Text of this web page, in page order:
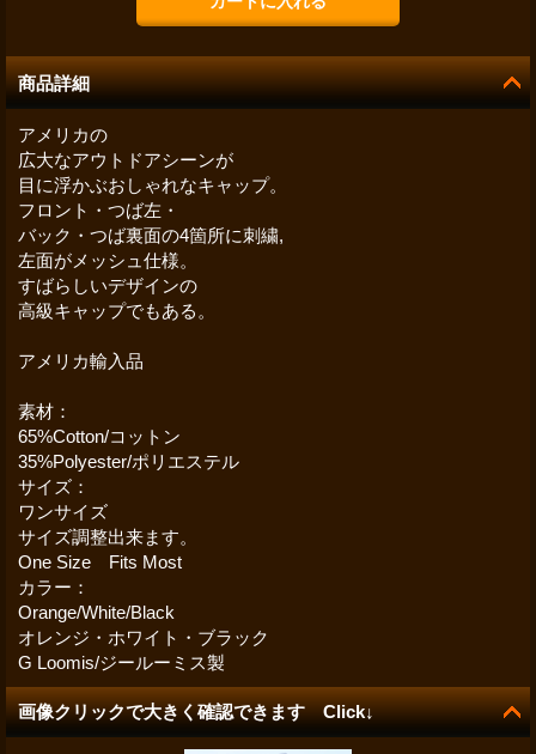
商品詳細
アメリカの
広大なアウトドアシーンが
目に浮かぶおしゃれなキャップ。
フロント・つば左・
バック・つば裏面の4箇所に刺繍,
左面がメッシュ仕様。
すばらしいデザインの
高級キャップでもある。
アメリカ輸入品
素材：
65%Cotton/コットン
35%Polyester/ポリエステル
サイズ：
ワンサイズ
サイズ調整出来ます。
One Size Fits Most
カラー：
Orange/White/Black
オレンジ・ホワイト・ブラック
G Loomis/ジールーミス製
画像クリックで大きく確認できます Click↓